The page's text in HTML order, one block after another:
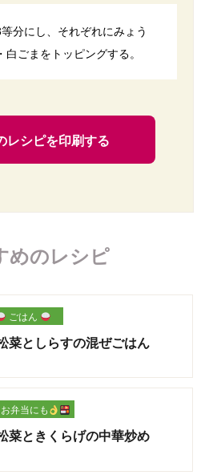
等分にし、それぞれにみょう
白ごまをトッピングする。
レシピを印刷する
めのレシピ
ごはん
菜としらすの混ぜごはん
お弁当にも
菜ときくらげの中華炒め